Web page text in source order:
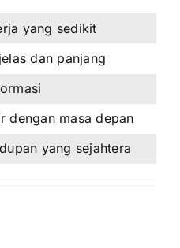
yang sedikit
dan panjang
dengan masa depan
yang sejahtera